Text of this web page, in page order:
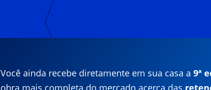
Você ainda recebe diretamente em sua casa a 9ª
obra mais completa do mercado acerca das